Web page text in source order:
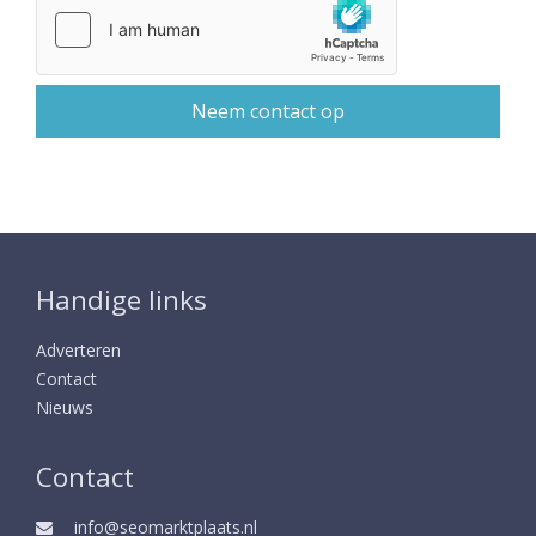
Handige links
Adverteren
Contact
Nieuws
Contact
info@seomarktplaats.nl